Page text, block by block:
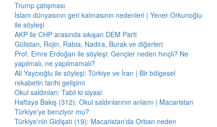
Trump çatışması
İslam dünyasının geri kalmasının nedenleri | Yener Orkunoğlu
ile söyleşi
AKP ile CHP arasında sıkışan DEM Parti
Gülistan, Rojin, Rabia, Nadira, Burak ve diğerleri
Prof. Emre Erdoğan ile söyleşi: Gençler neden hınçlı? Ne
yapılmalı, ne yapılmamalı?
Ali Yaycıoğlu ile söyleşi: Türkiye ve İran | Bir bölgesel
rekabetin tarihi gelişimi
Okul saldırıları: Tabii ki siyasi
Haftaya Bakış (312): Okul saldırılarının anlamı | Macaristan
Türkiye'ye benziyor mu?
Türkiye'nin Gidişatı (19): Macaristan'da Orban neden